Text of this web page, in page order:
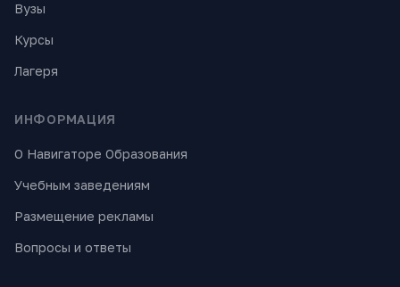
Вузы
Курсы
Лагеря
ИНФОРМАЦИЯ
О Навигаторе Образования
Учебным заведениям
Размещение рекламы
Вопросы и ответы